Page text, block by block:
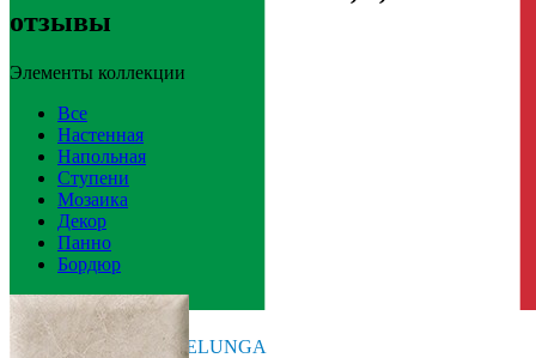
Италия
Производитель
VALLELUNGA
отзывы
Элементы коллекции
Все
Настенная
Напольная
Ступени
Мозаика
Декор
Панно
Бордюр